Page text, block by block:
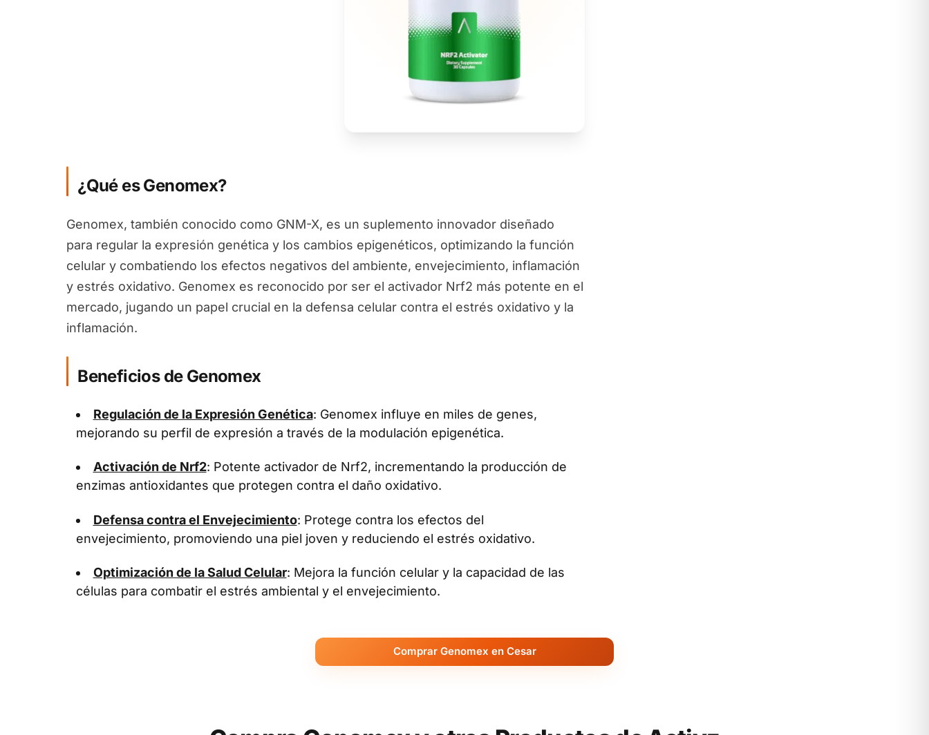
¿Qué es Genomex?
Genomex, también conocido como GNM-X, es un suplemento innovador diseñado
para regular la expresión genética y los cambios epigenéticos, optimizando la función
celular y combatiendo los efectos negativos del ambiente, envejecimiento, inflamación
y estrés oxidativo. Genomex es reconocido por ser el activador Nrf2 más potente en el
mercado, jugando un papel crucial en la defensa celular contra el estrés oxidativo y la
inflamación.
Beneficios de Genomex
Regulación de la Expresión Genética: Genomex influye en miles de genes,
mejorando su perfil de expresión a través de la modulación epigenética.
Activación de Nrf2: Potente activador de Nrf2, incrementando la producción de
enzimas antioxidantes que protegen contra el daño oxidativo.
Defensa contra el Envejecimiento: Protege contra los efectos del
envejecimiento, promoviendo una piel joven y reduciendo el estrés oxidativo.
Optimización de la Salud Celular: Mejora la función celular y la capacidad de las
células para combatir el estrés ambiental y el envejecimiento.
Comprar Genomex en Cesar